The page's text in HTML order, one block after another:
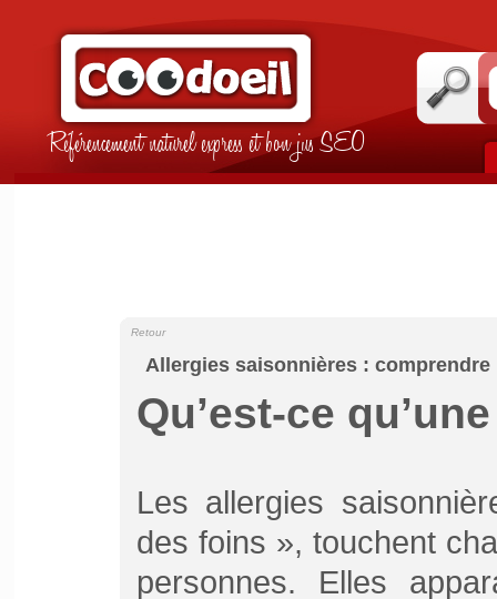
Référencement naturel express et bon jus SEO
Allergies saisonnières :
Retour
Qu’est-ce
Les allergies
des foins », touchent
personnes. Elles